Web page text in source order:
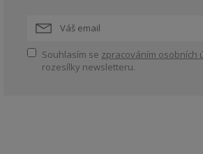
Souhlasím se zpracováním osobních
rozesílky newsletteru.